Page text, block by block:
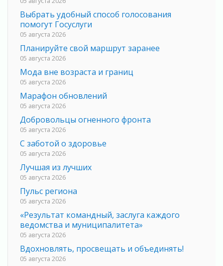
Выбрать удобный способ голосования
помогут Госуслуги
05 августа 2026
Планируйте свой маршрут заранее
05 августа 2026
Мода вне возраста и границ
05 августа 2026
Марафон обновлений
05 августа 2026
Добровольцы огненного фронта
05 августа 2026
С заботой о здоровье
05 августа 2026
Лучшая из лучших
05 августа 2026
Пульс региона
05 августа 2026
«Результат командный, заслуга каждого
ведомства и муниципалитета»
05 августа 2026
Вдохновлять, просвещать и объединять!
05 августа 2026